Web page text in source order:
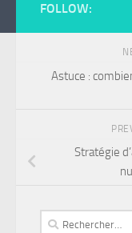
FOLLOW:
Astuce :
Stratégie